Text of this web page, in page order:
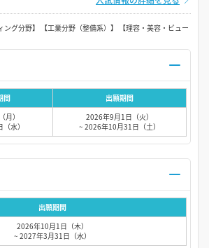
ング分野】 【工業分野（整備系）】 【理容・美容・ビュー
間
出願期間
）
水）
2026年9月1日（火）
~ 2026年10月31日（土）
出願期間
2026年10月1日（木）
~ 2027年3月31日（水）